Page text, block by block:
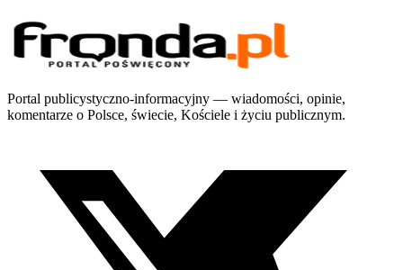
Portal publicystyczno-informacyjny — wiadomości, opinie,
komentarze o Polsce, świecie, Kościele i życiu publicznym.